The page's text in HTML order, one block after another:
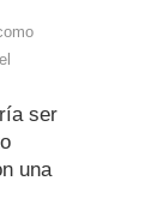
el
ser
una